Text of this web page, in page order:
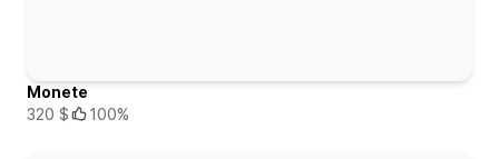
Monete
320 $
100%